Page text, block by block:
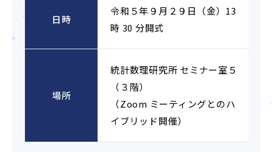
日時
令和５年９月２９日（金）13
時 30 分開式
場所
統計数理研究所 セミナー室５
（３階）
（Zoom ミーティングとのハ
イブリッド開催）